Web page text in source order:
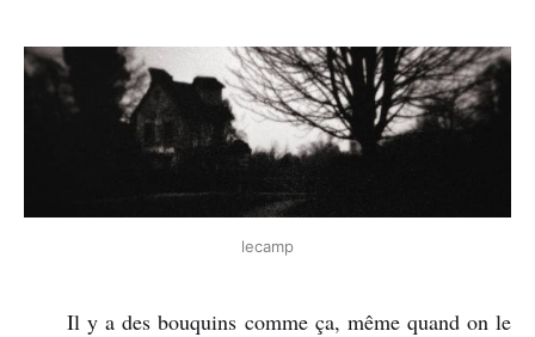
lecamp
Il y a des bouquins comme ça, même quand on le